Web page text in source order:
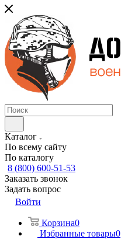
Каталог
По всему сайту
По каталогу
8 (800) 600-51-53
Заказать звонок
Задать вопрос
Войти
Корзина0
Избранные товары0